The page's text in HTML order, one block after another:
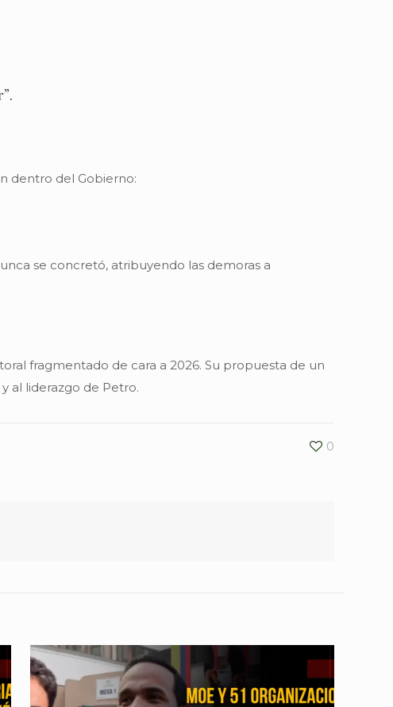
dentro del Gobierno:
se concretó, atribuyendo las demoras a
fragmentado de cara a 2026. Su propuesta de un
al liderazgo de Petro.
0